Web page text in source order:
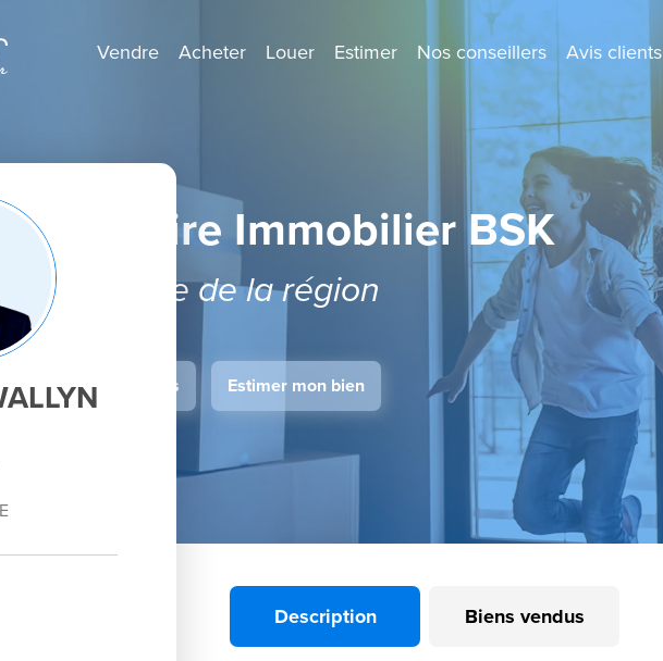
Vendre Acheter Louer Estimer Nos conseillers Avis clients
Immobilier BSK
Spécialiste de la région
Je dépose un avis Estimer mon bien
Description Biens vendus